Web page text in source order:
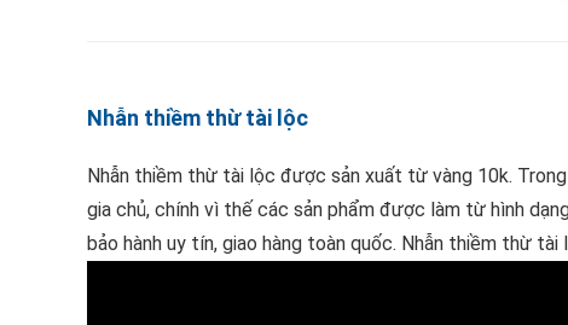
Nhẫn thiềm thừ tài lộc
Nhẫn thiềm thừ tài lộc được sản xuất từ vàng 10k.
gia chủ, chính vì thế các sản phẩm được làm từ hình
bảo hành uy tín, giao hàng toàn quốc. Nhẫn thiềm thừ tài